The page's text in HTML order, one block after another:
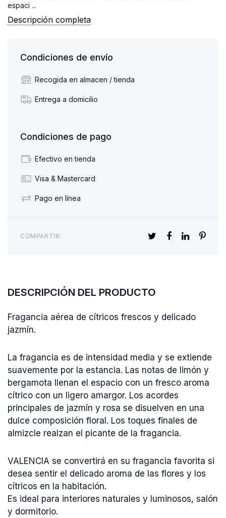
espaci ...
Descripción completa
Condiciones de envío
Recogida en almacen / tienda
Entrega a domicilio
Condiciones de pago
Efectivo en tienda
Visa & Mastercard
Pago en línea
COMPARTIR:
DESCRIPCIÓN DEL PRODUCTO
Fragancia aérea de cítricos frescos y delicado
jazmín.
La fragancia es de intensidad media y se extiende
suavemente por la estancia. Las notas de limón y
bergamota llenan el espacio con un fresco aroma
cítrico con un ligero amargor. Los acordes
principales de jazmín y rosa se disuelven en una
dulce composición floral. Los toques finales de
almizcle realzan el picante de la fragancia.
VALENCIA se convertirá en su fragancia favorita si
desea sentir el delicado aroma de las flores y los
cítricos en la habitación.
Es ideal para interiores naturales y luminosos, salón
y dormitorio.